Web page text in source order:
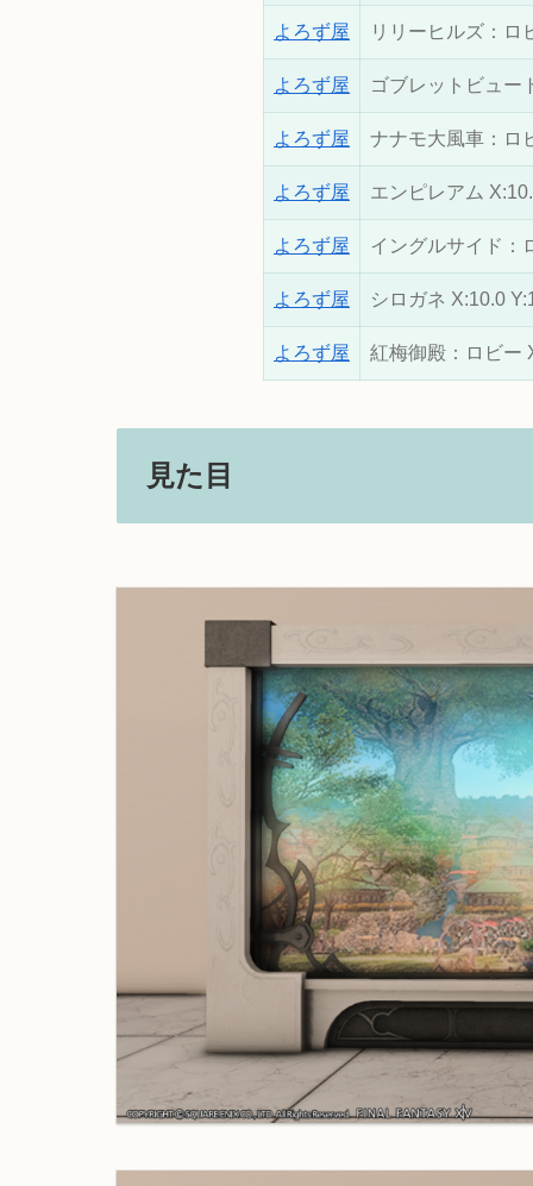
よろず屋 リリーヒルズ：ロ
よろず屋 ゴブレットビュー
よろず屋 ナナモ大風車：ロ
よろず屋 エンピレアム
よろず屋 イングルサイド：
よろず屋 シロガネ X:10.0
よろず屋 紅梅御殿：ロビー
見た目